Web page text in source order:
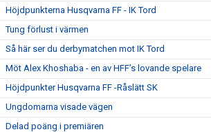
Höjdpunkterna Husqvarna FF - IK Tord
Tung förlust i värmen
Så här ser du derbymatchen mot IK Tord
Möt Alex Khoshaba - en av HFF’s lovande spelare
Höjdpunkter Husqvarna FF -Råslätt SK
Ungdomarna visade vägen
Delad poäng i premiären